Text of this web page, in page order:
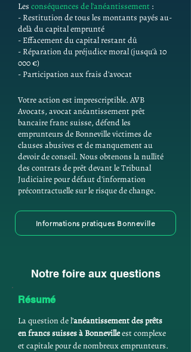
Les conséquences de l'anéantissement :
- Restitution de tous les montants payés au-
delà du capital emprunté
- Effacement du capital restant dû
- Réparation du préjudice moral (jusqu'à 10
000 €)
- Participation aux frais d'avocat
Votre action est imprescriptible. AVB
Avocats, avocat anéantissement prêt
bancaire franc suisse, défend les
emprunteurs de Bonneville victimes de
clauses abusives et de manquement au
devoir de conseil. Nous obtenons la nullité
des contrats de prêt devant le Tribunal
Judiciaire pour défaut d'information
précontractuelle sur le risque de change.
Informations pratiques Bonneville
Notre foire aux questions
Résumé
La question de l’anéantissement des prêts
en francs suisses à Bonneville est complexe
et capitale pour de nombreux emprunteurs.